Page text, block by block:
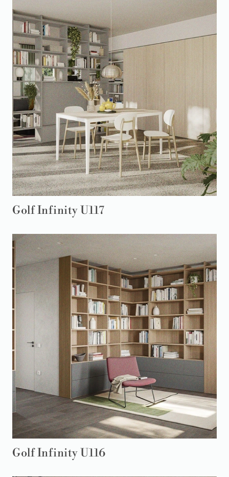
Golf Infinity U117
Golf Infinity U116